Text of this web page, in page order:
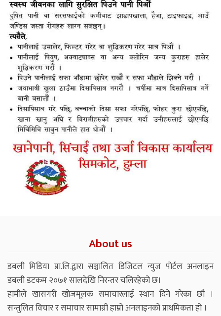
About us
डबली मिडिया प्रा.लि.द्वारा सञ्चालित डिजिटल न्युज पोर्टल अनलाइन
डबली डटकम २०७१ सालदेखि निरन्तर चलिरहेको छ।
हामीले खासगरी खोजमूलक समाचारलाई स्थान दिने गरेका छौं ।
सन्तुलित विचार र समाचार सामाग्री हाम्रो अनलाइनको प्राथमिकता हो ।